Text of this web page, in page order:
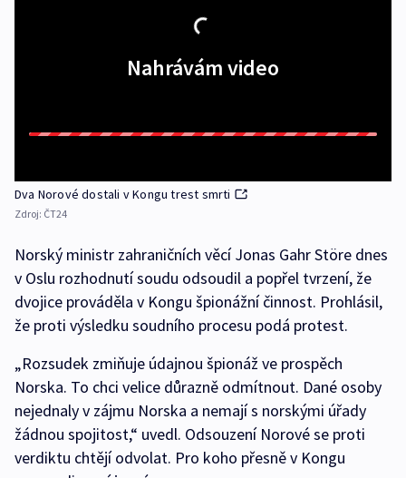
Nahrávám video
Dva Norové dostali v Kongu trest smrti
Zdroj: ČT24
Norský ministr zahraničních věcí Jonas Gahr Störe dnes
v Oslu rozhodnutí soudu odsoudil a popřel tvrzení, že
dvojice prováděla v Kongu špionážní činnost. Prohlásil,
že proti výsledku soudního procesu podá protest.
„Rozsudek zmiňuje údajnou špionáž ve prospěch
Norska. To chci velice důrazně odmítnout. Dané osoby
nejednaly v zájmu Norska a nemají s norskými úřady
žádnou spojitost,“ uvedl. Odsouzení Norové se proti
verdiktu chtějí odvolat. Pro koho přesně v Kongu